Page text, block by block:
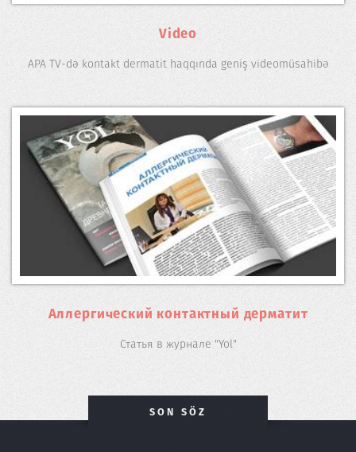
Video
APA TV-də kontakt dermatit haqqında geniş videomüsahibə
Аллергический контактный дерматит
Статья в журнале "Yol"
SON SÖZ